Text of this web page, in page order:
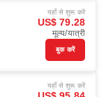
यहाँ से शुरू करें
US$ 79.28
मूल्य/यात्री
बुक करें
यहाँ से शुरू करें